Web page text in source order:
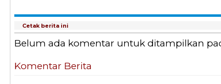
Cetak berita ini
Belum ada komentar untuk ditampilkan
Komentar Berita